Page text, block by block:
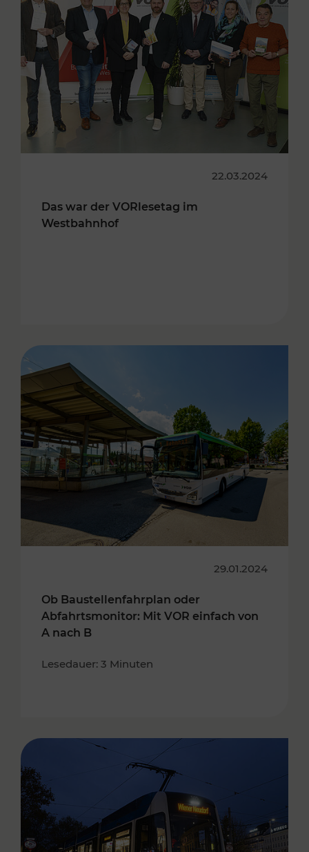
22.03.2024
Das war der VORlesetag im
Westbahnhof
29.01.2024
Ob Baustellenfahrplan oder
Abfahrtsmonitor: Mit VOR einfach von
A nach B
Lesedauer: 3 Minuten